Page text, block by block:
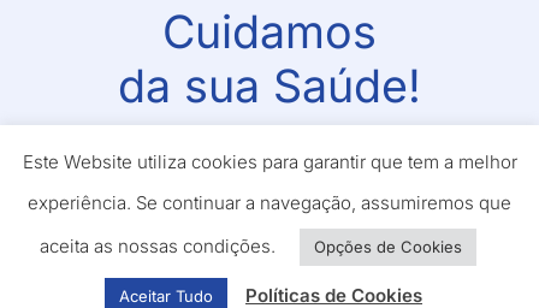
Cuidamos
da sua Saúde!
momento
Marcar Consulta
Este Website utiliza cookies para garantir que tem a melhor
experiência. Se continuar a navegação, assumiremos que
aceita as nossas condições.
Opções de Cookies
Aceitar Tudo Políticas de Cookies